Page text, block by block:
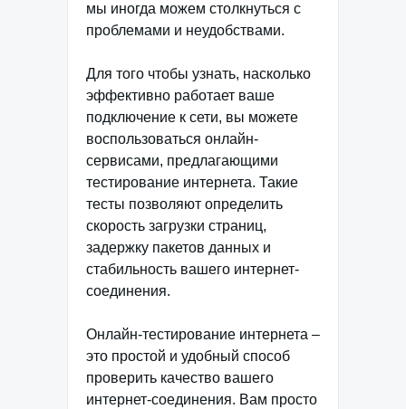
мы иногда можем столкнуться с
проблемами и неудобствами.
Для того чтобы узнать, насколько
эффективно работает ваше
подключение к сети, вы можете
воспользоваться онлайн-
сервисами, предлагающими
тестирование интернета. Такие
тесты позволяют определить
скорость загрузки страниц,
задержку пакетов данных и
стабильность вашего интернет-
соединения.
Онлайн-тестирование интернета –
это простой и удобный способ
проверить качество вашего
интернет-соединения. Вам просто